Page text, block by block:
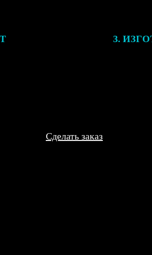
3.
Сделать заказ
материал. Пока держится, не